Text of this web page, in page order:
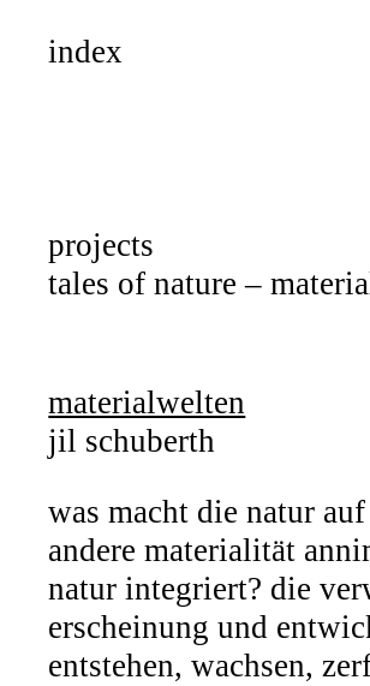
index
projects
tales of nature –
materialwelten
jil schuberth
was macht die natur
andere materialität
natur integriert? die
erscheinung und
entstehen, wachsen,